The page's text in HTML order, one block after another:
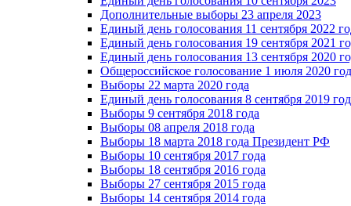
Дополнительные выборы 23 апреля 2023
Единый день голосования 11 сентября 2022
Единый день голосования 19 сентября 2021
Единый день голосования 13 сентября 2020
Общероссийское голосование 1 июля 2020
Выборы 22 марта 2020 года
Единый день голосования 8 сентября 2019
Выборы 9 сентября 2018 года
Выборы 08 апреля 2018 года
Выборы 18 марта 2018 года Президент РФ
Выборы 10 сентября 2017 года
Выборы 18 сентября 2016 года
Выборы 27 сентября 2015 года
Выборы 14 сентября 2014 года